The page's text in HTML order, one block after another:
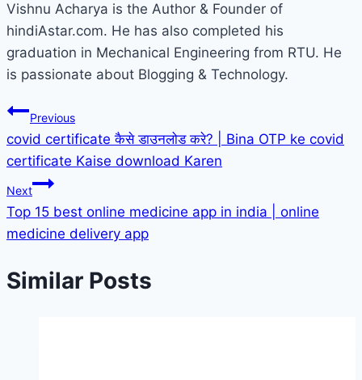
Vishnu Acharya is the Author & Founder of
hindiAstar.com. He has also completed his
graduation in Mechanical Engineering from RTU. He
is passionate about Blogging & Technology.
Post
navigation
Previous
covid certificate कैसे डाउनलोड करे? | Bina OTP ke covid
certificate Kaise download Karen
Next
Top 15 best online medicine app in india | online
medicine delivery app
Similar Posts